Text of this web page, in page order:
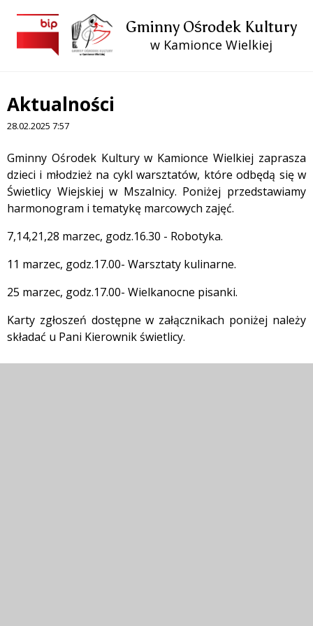
Gminny Ośrodek Kultury
w Kamionce Wielkiej
Aktualności
28.02.2025 7:57
Treść
Gminny Ośrodek Kultury w Kamionce Wielkiej zaprasza
dzieci i młodzież na cykl warsztatów, które odbędą się w
Świetlicy Wiejskiej w Mszalnicy. Poniżej przedstawiamy
harmonogram i tematykę marcowych zajęć.
7,14,21,28 marzec, godz.16.30 - Robotyka.
11 marzec, godz.17.00- Warsztaty kulinarne.
25 marzec, godz.17.00- Wielkanocne pisanki.
Karty zgłoszeń dostępne w załącznikach poniżej należy
składać u Pani Kierownik świetlicy.